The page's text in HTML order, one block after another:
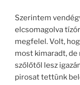
Szerintem
elcsomagolva
megfelel. Volt,
most kimaradt,
szőlőtől lesz
pirosat tettünk